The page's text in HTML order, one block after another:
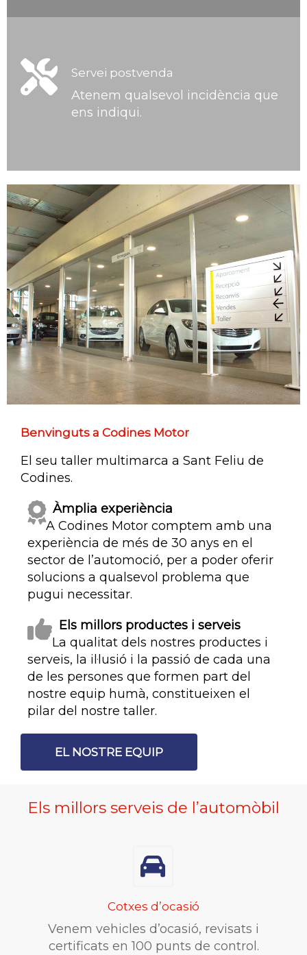
Servei postvenda
Atenem qualsevol incidència que
ens indiqui.
Benvinguts a Codines Motor
El seu taller multimarca a Sant Feliu de
Codines.
Àmplia experiència
A Codines Motor comptem amb una
experiència de més de 30 anys en el
sector de l’automoció, per a poder oferir
solucions a qualsevol problema que
pugui necessitar.
Els millors productes i serveis
La qualitat dels nostres productes i
serveis, la il·lusió i la passió de cada una
de les persones que formen part del
nostre equip humà, constitueixen el
pilar del nostre taller.
EL NOSTRE EQUIP
Els millors serveis de l’automòbil
Cotxes d’ocasió
Venem vehicles d’ocasió, revisats i
certificats en 100 punts de control.